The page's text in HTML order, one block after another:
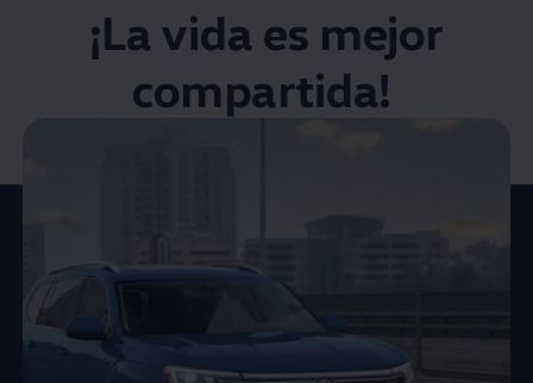
¡La vida es mejor
compartida! ​